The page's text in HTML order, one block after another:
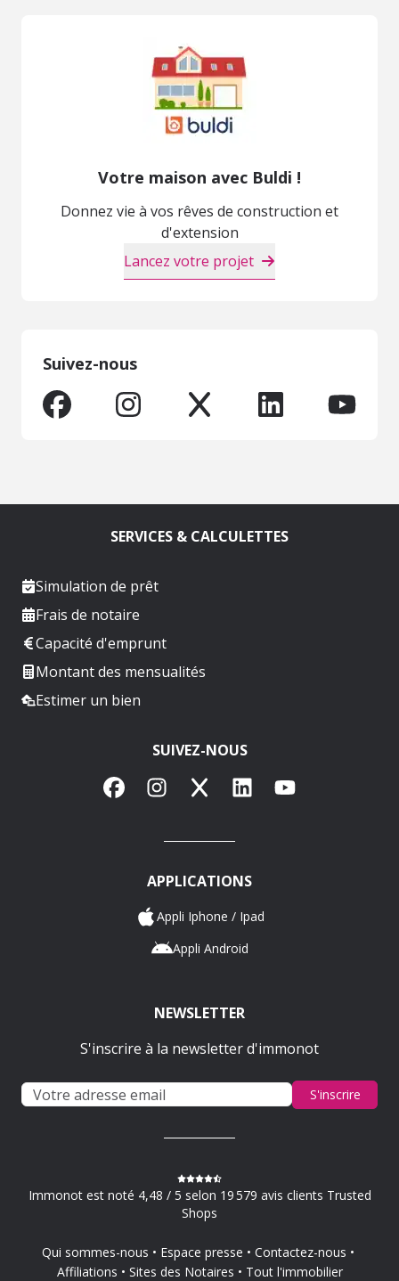
Votre maison avec Buldi !
Donnez vie à vos rêves de construction et
d'extension
Lancez votre projet
Suivez-nous
SERVICES & CALCULETTES
Simulation de prêt
Frais de notaire
Capacité d'emprunt
Montant des mensualités
Estimer un bien
SUIVEZ-NOUS
FacebookInstagram
X LinkedInYouTube
APPLICATIONS
Appli Iphone / Ipad
Appli Android
NEWSLETTER
S'inscrire à la newsletter d'immonot
S'inscrire
Immonot est noté 4,48 / 5 selon 19 579 avis clients Trusted
Shops
Qui sommes-nous Espace presse
Contactez-nous
Affiliations
Sites des Notaires Tout l'immobilier